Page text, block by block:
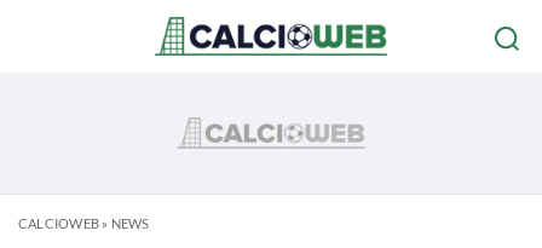
CALCIOWEB» NEWS